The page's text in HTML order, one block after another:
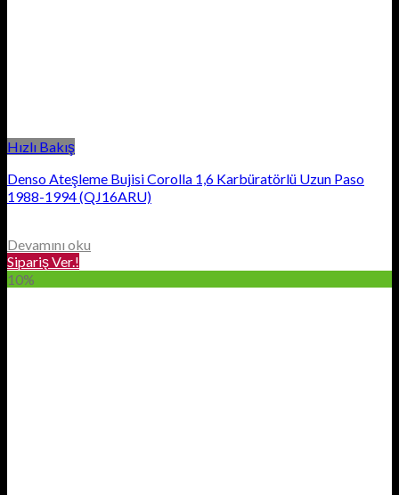
Hızlı Bakış
Denso Ateşleme Bujisi Corolla 1,6 Karbüratörlü Uzun Paso
1988-1994 (QJ16ARU)
Devamını oku
Sipariş Ver.!
10%